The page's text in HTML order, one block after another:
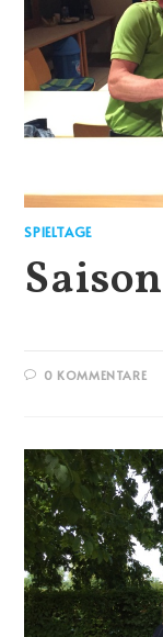
SPIELTAGE
0 KOMMENTARE